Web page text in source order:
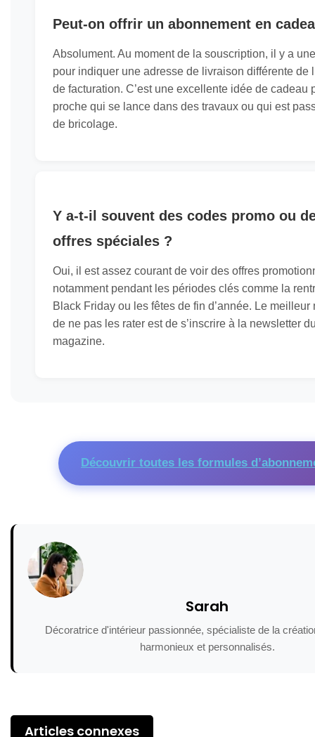
Peut-on offrir un abonnement en
Absolument. Au moment de la souscription, il y a
pour indiquer une adresse de livraison différente de
de facturation. C’est une excellente idée de cadeau
proche qui se lance dans des travaux ou qui est
de bricolage.
Y a-t-il souvent des codes promo ou
offres spéciales ?
Oui, il est assez courant de voir des offres
notamment pendant les périodes clés comme la
Black Friday ou les fêtes de fin d’année. Le meilleur
de ne pas les rater est de s’inscrire à la newsletter
magazine.
Découvrir toutes les formules
Sarah
Décoratrice d'intérieur passionnée, spécialiste de la
harmonieux et personnalisés.
Articles connexes